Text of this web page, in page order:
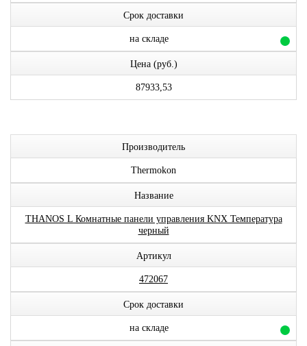
Срок доставки
на складе
Цена (руб.)
87933,53
Производитель
Thermokon
Название
THANOS L Комнатные панели управления KNX Температура
черный
Артикул
472067
Срок доставки
на складе